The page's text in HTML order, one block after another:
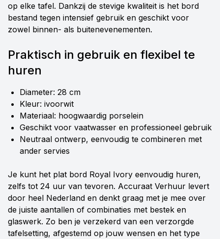
op elke tafel. Dankzij de stevige kwaliteit is het bord
bestand tegen intensief gebruik en geschikt voor
zowel binnen- als buitenevenementen.
Praktisch in gebruik en flexibel te
huren
Diameter: 28 cm
Kleur: ivoorwit
Materiaal: hoogwaardig porselein
Geschikt voor vaatwasser en professioneel gebruik
Neutraal ontwerp, eenvoudig te combineren met
ander servies
Je kunt het plat bord Royal Ivory eenvoudig huren,
zelfs tot 24 uur van tevoren. Accuraat Verhuur levert
door heel Nederland en denkt graag met je mee over
de juiste aantallen of combinaties met bestek en
glaswerk. Zo ben je verzekerd van een verzorgde
tafelsetting, afgestemd op jouw wensen en het type